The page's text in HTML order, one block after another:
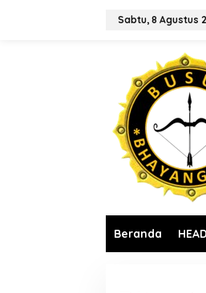
Sabtu, 8 Agustus
Beranda